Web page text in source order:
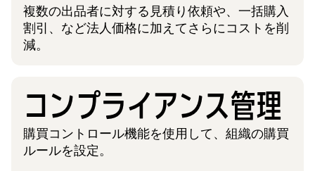
複数の出品者に対する見積り依頼や、一括購入
割引、など法人価格に加えてさらにコストを削
減。
コンプライアンス管理
購買コントロール機能を使用して、組織の購買
ルールを設定。